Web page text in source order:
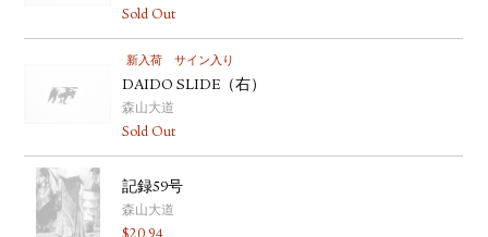
Sold Out
新入荷 サイン入り
DAIDO SLIDE（右）
森山大道
Sold Out
記録59号
森山大道